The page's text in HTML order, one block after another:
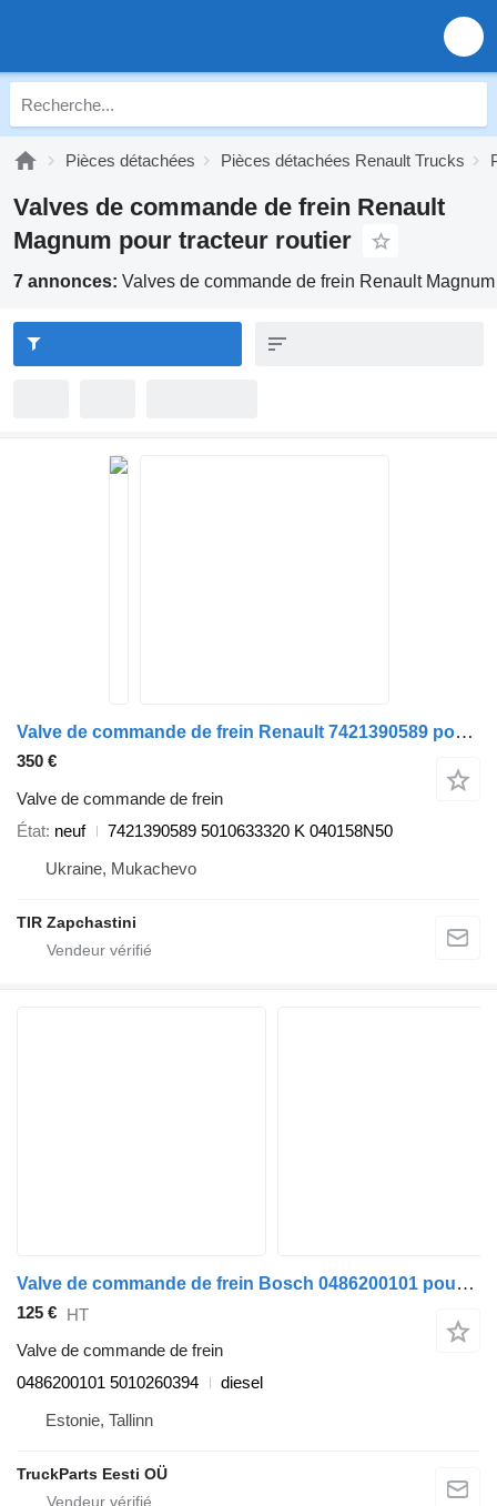
Pièces détachées Pièces détachées Renault Trucks
Valves de commande de frein Renault
Magnum pour tracteur routier
7 annonces: Valves de commande de frein Renault
Valve de commande de frein Renault 7421390589 pour tracteur routier Renault MAGNUM.PREMIUM
350 €
Valve de commande de frein
État neuf
7421390589 5010633320 K 040158N50
Ukraine, Mukachevo
TIR Zapchastini
Valve de commande de frein Bosch 0486200101 pour tracteur routier Renault Magnum (1990-2014)
125 € HT
Valve de commande de frein
0486200101 5010260394
diesel
Estonie, Tallinn
TruckParts Eesti OÜ